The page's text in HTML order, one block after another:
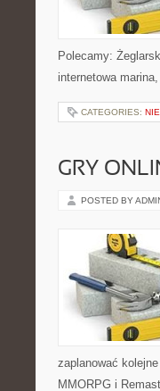
Polecamy:
internetowa
CATEGORIES:
GRY
POSTED BY
zaplanować
MMORPG i